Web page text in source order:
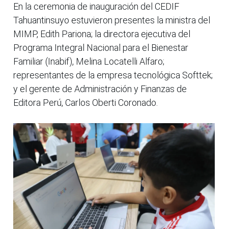
En la ceremonia de inauguración del CEDIF
Tahuantinsuyo estuvieron presentes la ministra del
MIMP, Edith Pariona; la directora ejecutiva del
Programa Integral Nacional para el Bienestar
Familiar (Inabif), Melina Locatelli Alfaro;
representantes de la empresa tecnológica Softtek;
y el gerente de Administración y Finanzas de
Editora Perú, Carlos Oberti Coronado.